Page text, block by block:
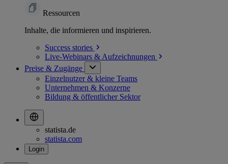
Ressourcen
Inhalte, die informieren und inspirieren.
Success stories
Live-Webinars & Aufzeichnungen
Preise & Zugänge
Einzelnutzer & kleine Teams
Unternehmen & Konzerne
Bildung & öffentlicher Sektor
statista.de
statista.com